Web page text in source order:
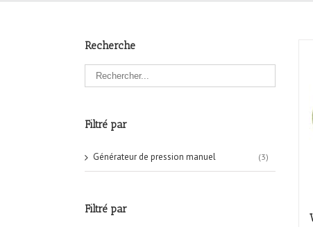
Recherche
Filtré par
Générateur de pression manuel (3)
Filtré par